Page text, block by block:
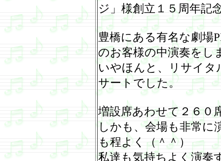
ジ」様創立１５周年記
豊橋にある有名な劇場
のお客様の中演奏をし
いやほんと、リサイ
サートでした。
増設席あわせて２６０
しかも、会場も非常に
も程よく（＾＾）
私達も気持ちよく演奏